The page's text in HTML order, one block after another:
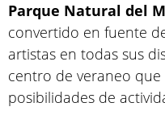
Parque Natural del
convertido en fuente
artistas en todas sus
centro de veraneo
posibilidades de